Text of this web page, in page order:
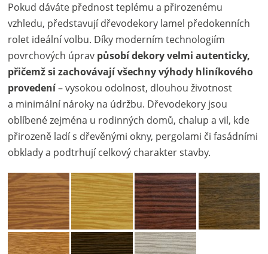
Pokud dáváte přednost teplému a přirozenému
vzhledu, představují dřevodekory lamel předokenních
rolet ideální volbu. Díky moderním technologiím
povrchových úprav působí dekory velmi autenticky,
přičemž si zachovávají všechny výhody hliníkového
provedení– vysokou odolnost, dlouhou životnost
a minimální nároky na údržbu. Dřevodekory jsou
oblíbené zejména u rodinných domů, chalup a vil, kde
přirozeně ladí s dřevěnými okny, pergolami či fasádními
obklady a podtrhují celkový charakter stavby.